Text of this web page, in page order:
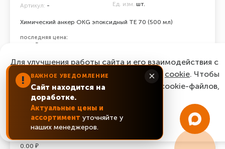
Химический анкер ОКG эпоксидный ТЕ 70 (500 мл)
Артикул: - Ед. изм. шт.
последняя цена:
0.00 ₽
Уточнить цену
Химический анкер ОКG эпоксидный ТЕ 100 (500 мл)
Артикул: -
последняя цена:
0.00 ₽
! ВАЖНОЕ УВЕДОМЛЕНИЕ
Сайт находится на
доработке.
Актуальные цены и
ассортимент уточняйте у
наших менеджеров.
×
Для улучшения работы сайта и его взаимодействия с
пользователями мы используем файлы cookie. Чтобы
согласиться с нашим использованием cookie-файлов,
нажмите “Ок, понятно!”
ОК, понятно!